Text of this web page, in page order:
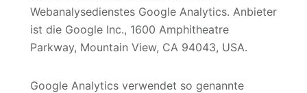
Webanalysedienstes Google Analytics. Anbieter
ist die Google Inc., 1600 Amphitheatre
Parkway, Mountain View, CA 94043, USA.
Google Analytics verwendet so genannte